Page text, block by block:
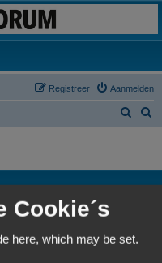
3dprintforum.nl
tab)
Aanmelden
Registreer
k
k
Ch3vr0n
Cookie´s
here, which may be set.